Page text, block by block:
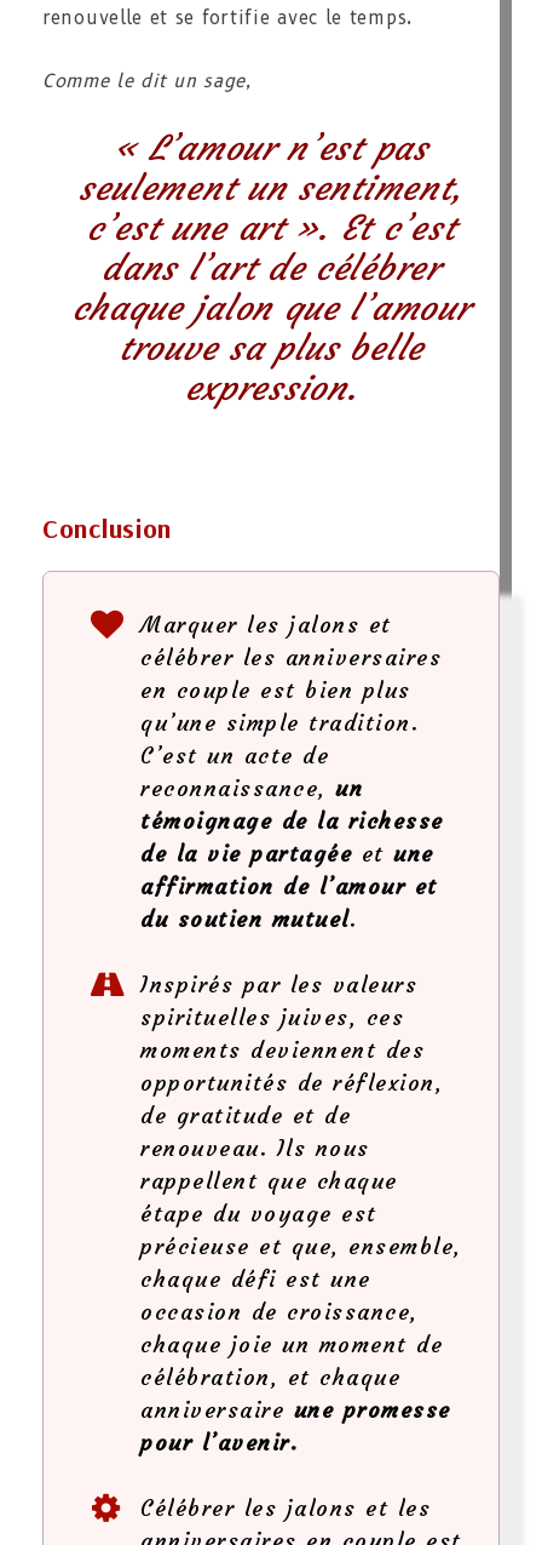
renouvelle et se fortifie avec le temps.
Comme le dit un sage,
« L’amour n’est pas
seulement un sentiment,
c’est une art ». Et c’est
dans l’art de célébrer
chaque jalon que l’amour
trouve sa plus belle
expression.
Conclusion
Marquer les jalons et
célébrer les anniversaires
en couple est bien plus
qu’une simple tradition.
C’est un acte de
reconnaissance, un
témoignage de la richesse
de la vie partagée et une
affirmation de l’amour et
du soutien mutuel.
Inspirés par les valeurs
spirituelles juives, ces
moments deviennent des
opportunités de réflexion,
de gratitude et de
renouveau. Ils nous
rappellent que chaque
étape du voyage est
précieuse et que, ensemble,
chaque défi est une
occasion de croissance,
chaque joie un moment de
célébration, et chaque
anniversaire une promesse
pour l’avenir.
Célébrer les jalons et les